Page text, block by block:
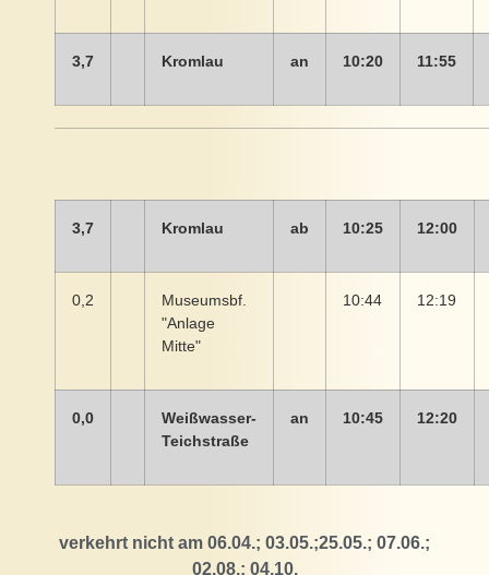
3,7 Kromlau an 10:20 11:55
3,7 Kromlau ab 10:25 12:00
0,2
Museumsbf.
"Anlage
Mitte"
10:44 12:19
0,0
Weißwasser-
Teichstraße
an 10:45 12:20
verkehrt nicht am 06.04.; 03.05.;25.05.; 07.06.;
02.08.; 04.10.